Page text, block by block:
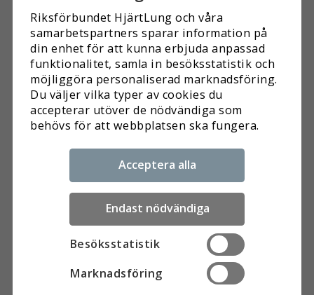
Riksförbundet HjärtLung och våra
samarbets­partners sparar information på
din enhet för att kunna erbjuda anpassad
funktionalitet, samla in besöks­statistik och
möjliggöra personaliserad marknads­föring.
Du väljer vilka typer av cookies du
accepterar utöver de nödvändiga som
behövs för att webbplatsen ska fungera.
Acceptera alla
Endast nödvändiga
Besöksstatistik
Marknadsföring